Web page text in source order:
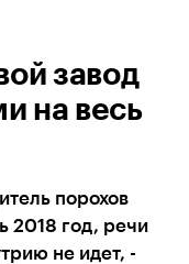
завод
на весь
порохов
2018 год, речи
не идет, -